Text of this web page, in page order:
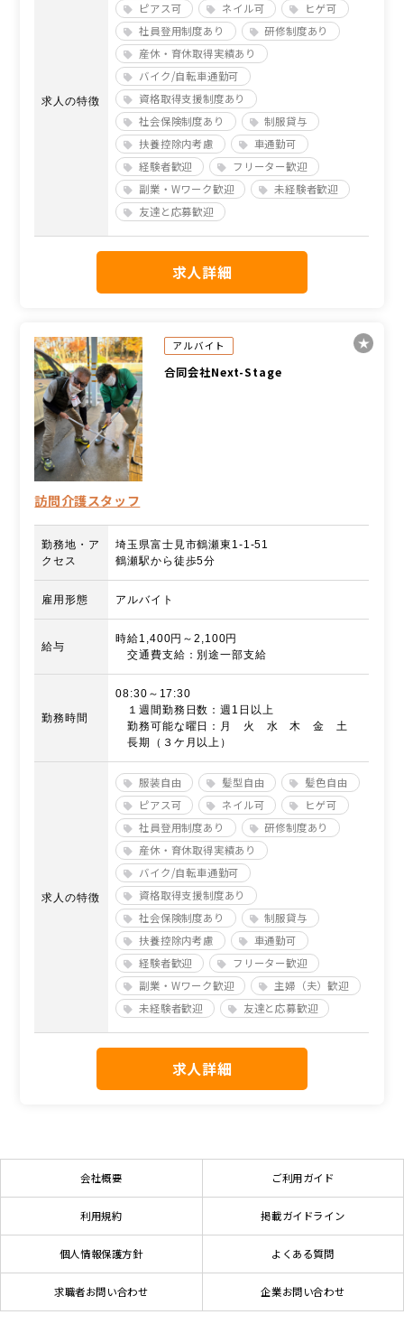
求人の特徴
ピアス可
ネイル可
ヒゲ可
社員登用制度あり
研修制度あり
産休・育休取得実績あり
バイク/自転車通勤可
資格取得支援制度あり
社会保険制度あり
制服貸与
扶養控除内考慮
車通勤可
経験者歓迎
フリーター歓迎
副業・Wワーク歓迎
未経験者歓迎
友達と応募歓迎
求人詳細
アルバイト
合同会社Next-Stage
訪問介護スタッフ
勤務地・ア
クセス
埼玉県富士見市鶴瀬東1-1-51
鶴瀬駅から徒歩5分
雇用形態 アルバイト
給与
時給1,400円～2,100円
交通費支給：別途一部支給
勤務時間
08:30～17:30
１週間勤務日数：週1日以上
勤務可能な曜日：月 火 水 木 金 土
長期（３ケ月以上）
求人の特徴
服装自由 髪型自由
髪色自由
ピアス可
ネイル可
ヒゲ可
社員登用制度あり
研修制度あり
産休・育休取得実績あり
バイク/自転車通勤可
資格取得支援制度あり
社会保険制度あり
制服貸与
扶養控除内考慮
車通勤可
経験者歓迎
フリーター歓迎
副業・Wワーク歓迎
主婦（夫）歓迎
未経験者歓迎
友達と応募歓迎
求人詳細
会社概要 ご利用ガイド
利用規約 掲載ガイドライン
個人情報保護方針 よくある質問
求職者お問い合わせ 企業お問い合わせ